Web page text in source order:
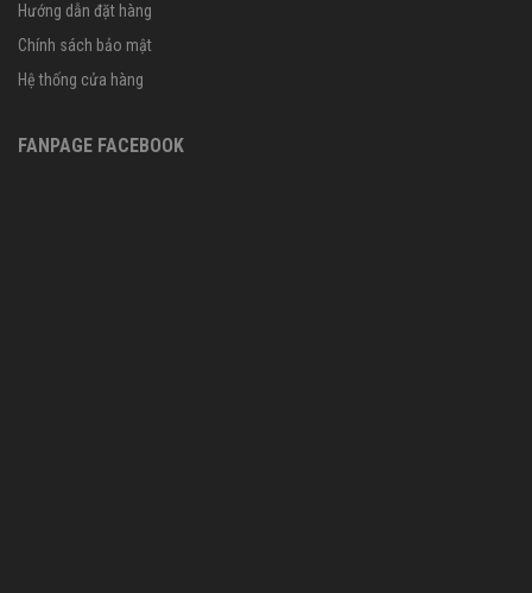
Hướng dẫn đặt hàng
Chính sách bảo mật
Hệ thống cửa hàng
FANPAGE FACEBOOK